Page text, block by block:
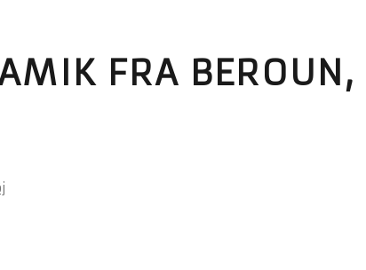
FRA BEROUN,